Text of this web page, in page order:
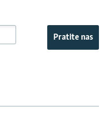
Pratite nas